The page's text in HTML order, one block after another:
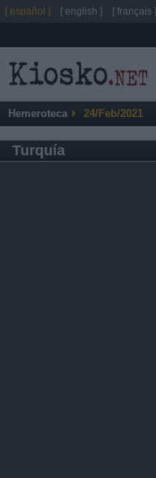
Hemeroteca 24/Feb/2021
Turquía
[ español ] [ english ] [ français ]